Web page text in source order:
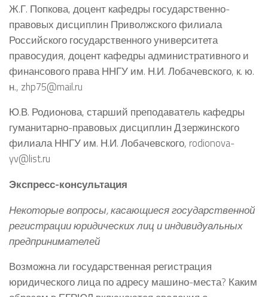
Ж.Г. Попкова, доцент кафедры государственно-
правовых дисциплин Приволжского филиала
Российского государственного университета
правосудия, доцент кафедры административного и
финансового права ННГУ им. Н.И. Лобачевского, к. ю.
н., zhp75@mail.ru
Ю.В. Родионова, старший преподаватель кафедры
гуманитарно-правовых дисциплин Дзержинского
филиала ННГУ им. Н.И. Лобачевского, rodionova-
yv@list.ru
Экспресс-консультация
Некоторые вопросы, касающиеся государственной
регистрации юридических лиц и индивидуальных
предпринимателей
Возможна ли государственная регистрация
юридического лица по адресу машино-места? Каким